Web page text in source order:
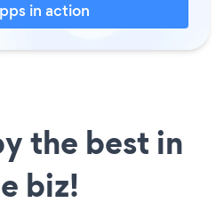
in action
the best in
biz!